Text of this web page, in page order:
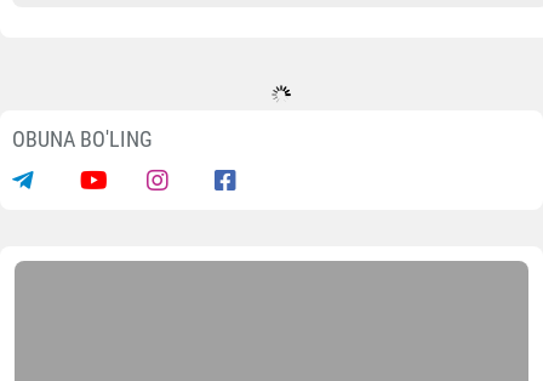
OBUNA BO'LING